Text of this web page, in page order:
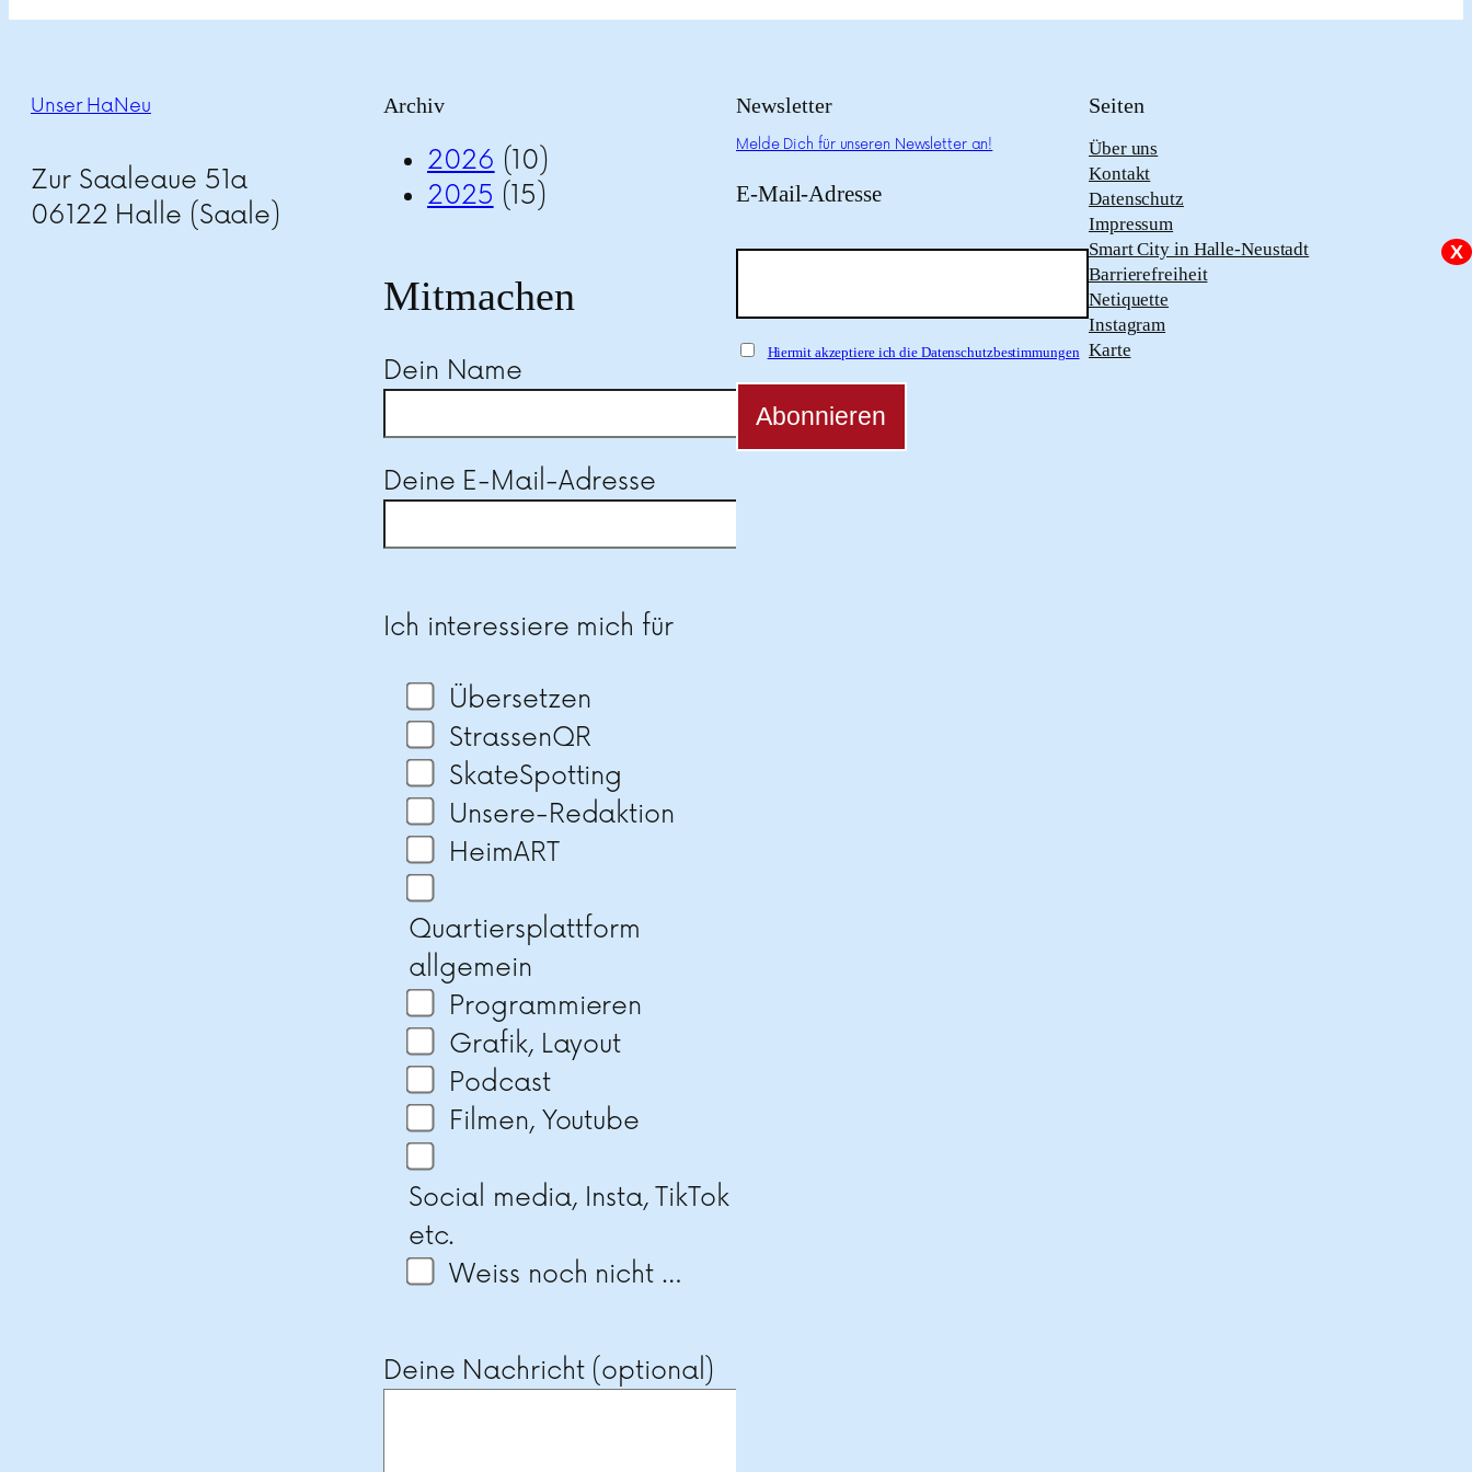
Unser HaNeu
Zur Saaleaue 51a
06122 Halle (Saale)
Archiv
2026 (10)
2025 (15)
X
Mitmachen
Dein Name
Deine E-Mail-Adresse
Ich interessiere mich für
Übersetzen
StrassenQR
SkateSpotting
Unsere-Redaktion
HeimART
Quartiersplattform
allgemein
Programmieren
Grafik, Layout
Podcast
Filmen, Youtube
Social media, Insta, TikTok
etc.
Weiss noch nicht …
Deine Nachricht (optional)
Newsletter
Melde Dich für unseren Newsletter an!
E-Mail-Adresse
Hiermit akzeptiere ich die Datenschutzbestimmungen
Seiten
Über uns
Kontakt
Datenschutz
Impressum
Smart City in Halle-Neustadt
Barrierefreiheit
Netiquette
Instagram
Karte